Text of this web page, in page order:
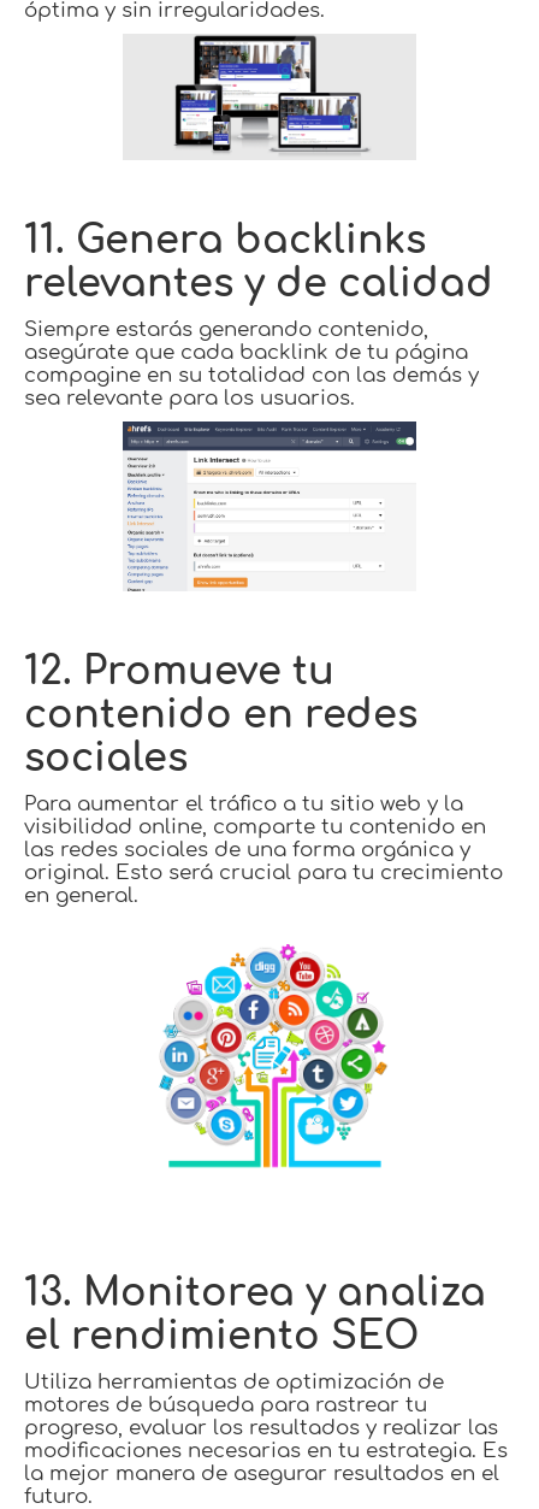
óptima y sin irregularidades.
11. Genera backlinks
relevantes y de calidad
Siempre estarás generando contenido,
asegúrate que cada backlink de tu página
compagine en su totalidad con las demás y
sea relevante para los usuarios.
12. Promueve tu
contenido en redes
sociales
Para aumentar el tráfico a tu sitio web y la
visibilidad online, comparte tu contenido en
las redes sociales de una forma orgánica y
original. Esto será crucial para tu crecimiento
en general.
13. Monitorea y analiza
el rendimiento SEO
Utiliza herramientas de optimización de
motores de búsqueda para rastrear tu
progreso, evaluar los resultados y realizar las
modificaciones necesarias en tu estrategia. Es
la mejor manera de asegurar resultados en el
futuro.